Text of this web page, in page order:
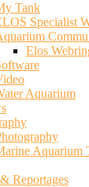
Tank
Specialist
Elos
Aquarium
Aquarium
Reportages